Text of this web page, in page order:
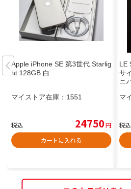
Apple iPhone SE 第3世代 Starlig
ht 128GB 白
マイストア在庫： 1551
税込 24750円
カートに入れる
LE
サ
ニ
マ
税込